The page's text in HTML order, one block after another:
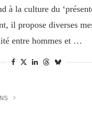
à la culture du
il propose diverses
entre hommes et …